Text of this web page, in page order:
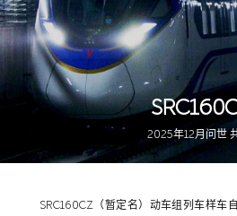
2025年12月问世
SRC160CZ（暂定名）动车组列车样车